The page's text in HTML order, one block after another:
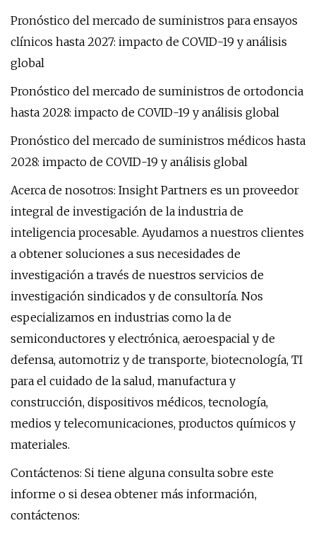
Pronóstico del mercado de suministros para ensayos
clínicos hasta 2027: impacto de COVID-19 y análisis
global
Pronóstico del mercado de suministros de ortodoncia
hasta 2028: impacto de COVID-19 y análisis global
Pronóstico del mercado de suministros médicos hasta
2028: impacto de COVID-19 y análisis global
Acerca de nosotros: Insight Partners es un proveedor
integral de investigación de la industria de
inteligencia procesable. Ayudamos a nuestros clientes
a obtener soluciones a sus necesidades de
investigación a través de nuestros servicios de
investigación sindicados y de consultoría. Nos
especializamos en industrias como la de
semiconductores y electrónica, aeroespacial y de
defensa, automotriz y de transporte, biotecnología, TI
para el cuidado de la salud, manufactura y
construcción, dispositivos médicos, tecnología,
medios y telecomunicaciones, productos químicos y
materiales.
Contáctenos: Si tiene alguna consulta sobre este
informe o si desea obtener más información,
contáctenos: